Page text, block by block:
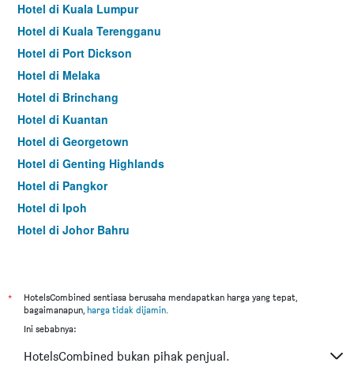
Hotel di Kuala Lumpur
Hotel di Kuala Terengganu
Hotel di Port Dickson
Hotel di Melaka
Hotel di Brinchang
Hotel di Kuantan
Hotel di Georgetown
Hotel di Genting Highlands
Hotel di Pangkor
Hotel di Ipoh
Hotel di Johor Bahru
Hotel di Kuching
Hotel di Tokyo
Hotel di Bangkok
*
HotelsCombined sentiasa berusaha mendapatkan harga yang tepat,
bagaimanapun, harga tidak dijamin.
Ini sebabnya:
HotelsCombined bukan pihak penjual.